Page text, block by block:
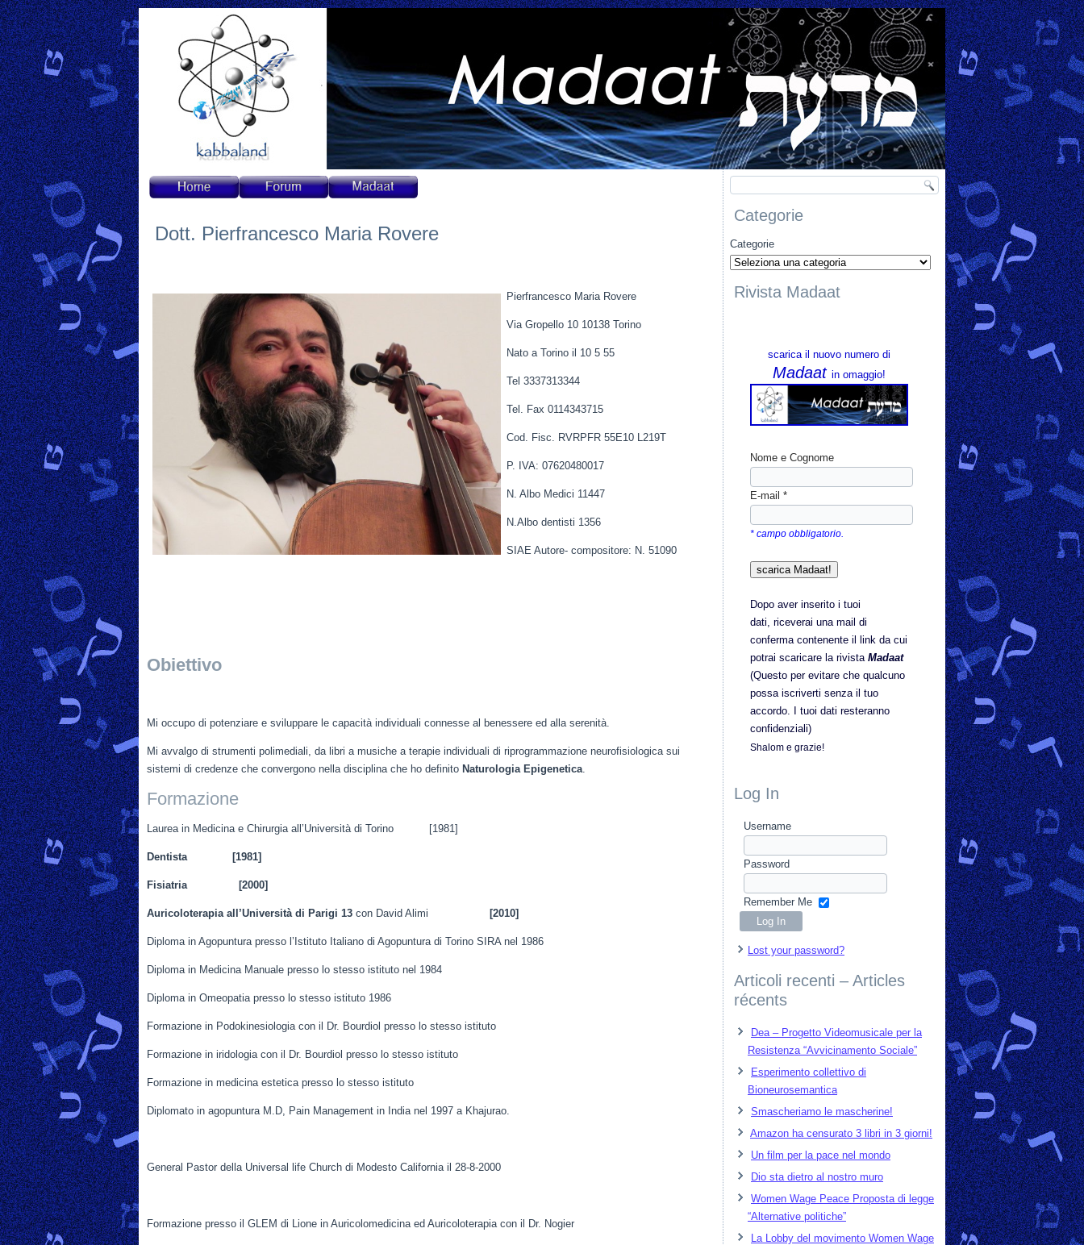
Dott. Pierfrancesco Maria Rovere
Pierfrancesco Maria Rovere
Via Gropello 10 10138 Torino
Nato a Torino il 10 5 55
Tel 3337313344
Tel. Fax 0114343715
Cod. Fisc. RVRPFR 55E10 L219T
P. IVA: 07620480017
N. Albo Medici 11447
N.Albo dentisti 1356
SIAE Autore- compositore: N. 51090
Obiettivo
Mi occupo di potenziare e sviluppare le capacità individuali connesse al benessere ed alla serenità.
Mi avvalgo di strumenti polimediali, da libri a musiche a terapie individuali di riprogrammazione neurofisiologica sui
sistemi di credenze che convergono nella disciplina che ho definito Naturologia Epigenetica.
Formazione
Laurea in Medicina e Chirurgia all’Università di Torino [1981]
Dentista [1981]
Fisiatria [2000]
Auricoloterapia all’Università di Parigi 13 con David Alimi [2010]
Diploma in Agopuntura presso l’Istituto Italiano di Agopuntura di Torino SIRA nel 1986
Diploma in Medicina Manuale presso lo stesso istituto nel 1984
Diploma in Omeopatia presso lo stesso istituto 1986
Formazione in Podokinesiologia con il Dr. Bourdiol presso lo stesso istituto
Formazione in iridologia con il Dr. Bourdiol presso lo stesso istituto
Formazione in medicina estetica presso lo stesso istituto
Diplomato in agopuntura M.D, Pain Management in India nel 1997 a Khajurao.
General Pastor della Universal life Church di Modesto California il 28-8-2000
Formazione presso il GLEM di Lione in Auricolomedicina ed Auricoloterapia con il Dr. Nogier
Categorie
Categorie
Rivista Madaat
scarica il nuovo numero di
Madaat in omaggio!
Nome e Cognome
E-mail *
* campo obbligatorio.
Dopo aver inserito i tuoi
dati, riceverai una mail di
conferma contenente il link da cui
potrai scaricare la rivista Madaat
(Questo per evitare che qualcuno
possa iscriverti senza il tuo
accordo. I tuoi dati resteranno
confidenziali)
Shalom e grazie!
Log In
Username
Password
Remember Me
Lost your password?
Articoli recenti – Articles
récents
Dea – Progetto Videomusicale per la
Resistenza “Avvicinamento Sociale”
Esperimento collettivo di
Bioneurosemantica
Smascheriamo le mascherine!
Amazon ha censurato 3 libri in 3 giorni!
Un film per la pace nel mondo
Dio sta dietro al nostro muro
Women Wage Peace Proposta di legge
“Alternative politiche”
La Lobby del movimento Women Wage